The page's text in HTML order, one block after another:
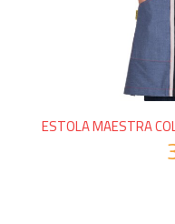
ESTOLA MAESTRA